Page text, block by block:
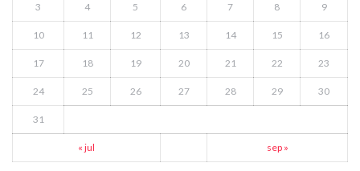
3 4 5 6 7 8 9
10 11 12 13 14 15 16
17 18 19 20 21 22 23
24 25 26 27 28 29 30
31
« jul sep »